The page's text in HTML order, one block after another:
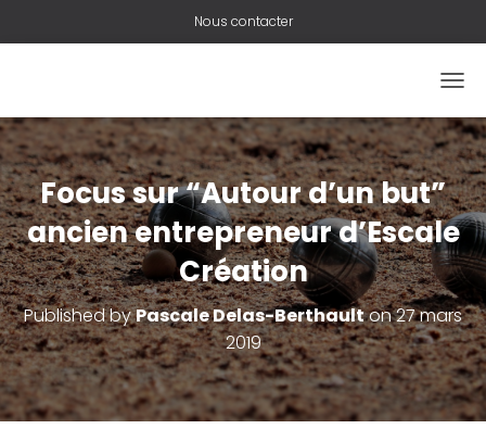
Nous contacter
U
V
R
I
R
/
F
E
R
M
E
R
L
A
N
Focus sur “Autour d’un but”
ancien entrepreneur d’Escale
Création
Published byPascale Delas-Berthaulton27 mars
2019